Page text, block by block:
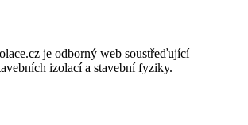
je odborný web soustřeďující
izolací a stavební fyziky.